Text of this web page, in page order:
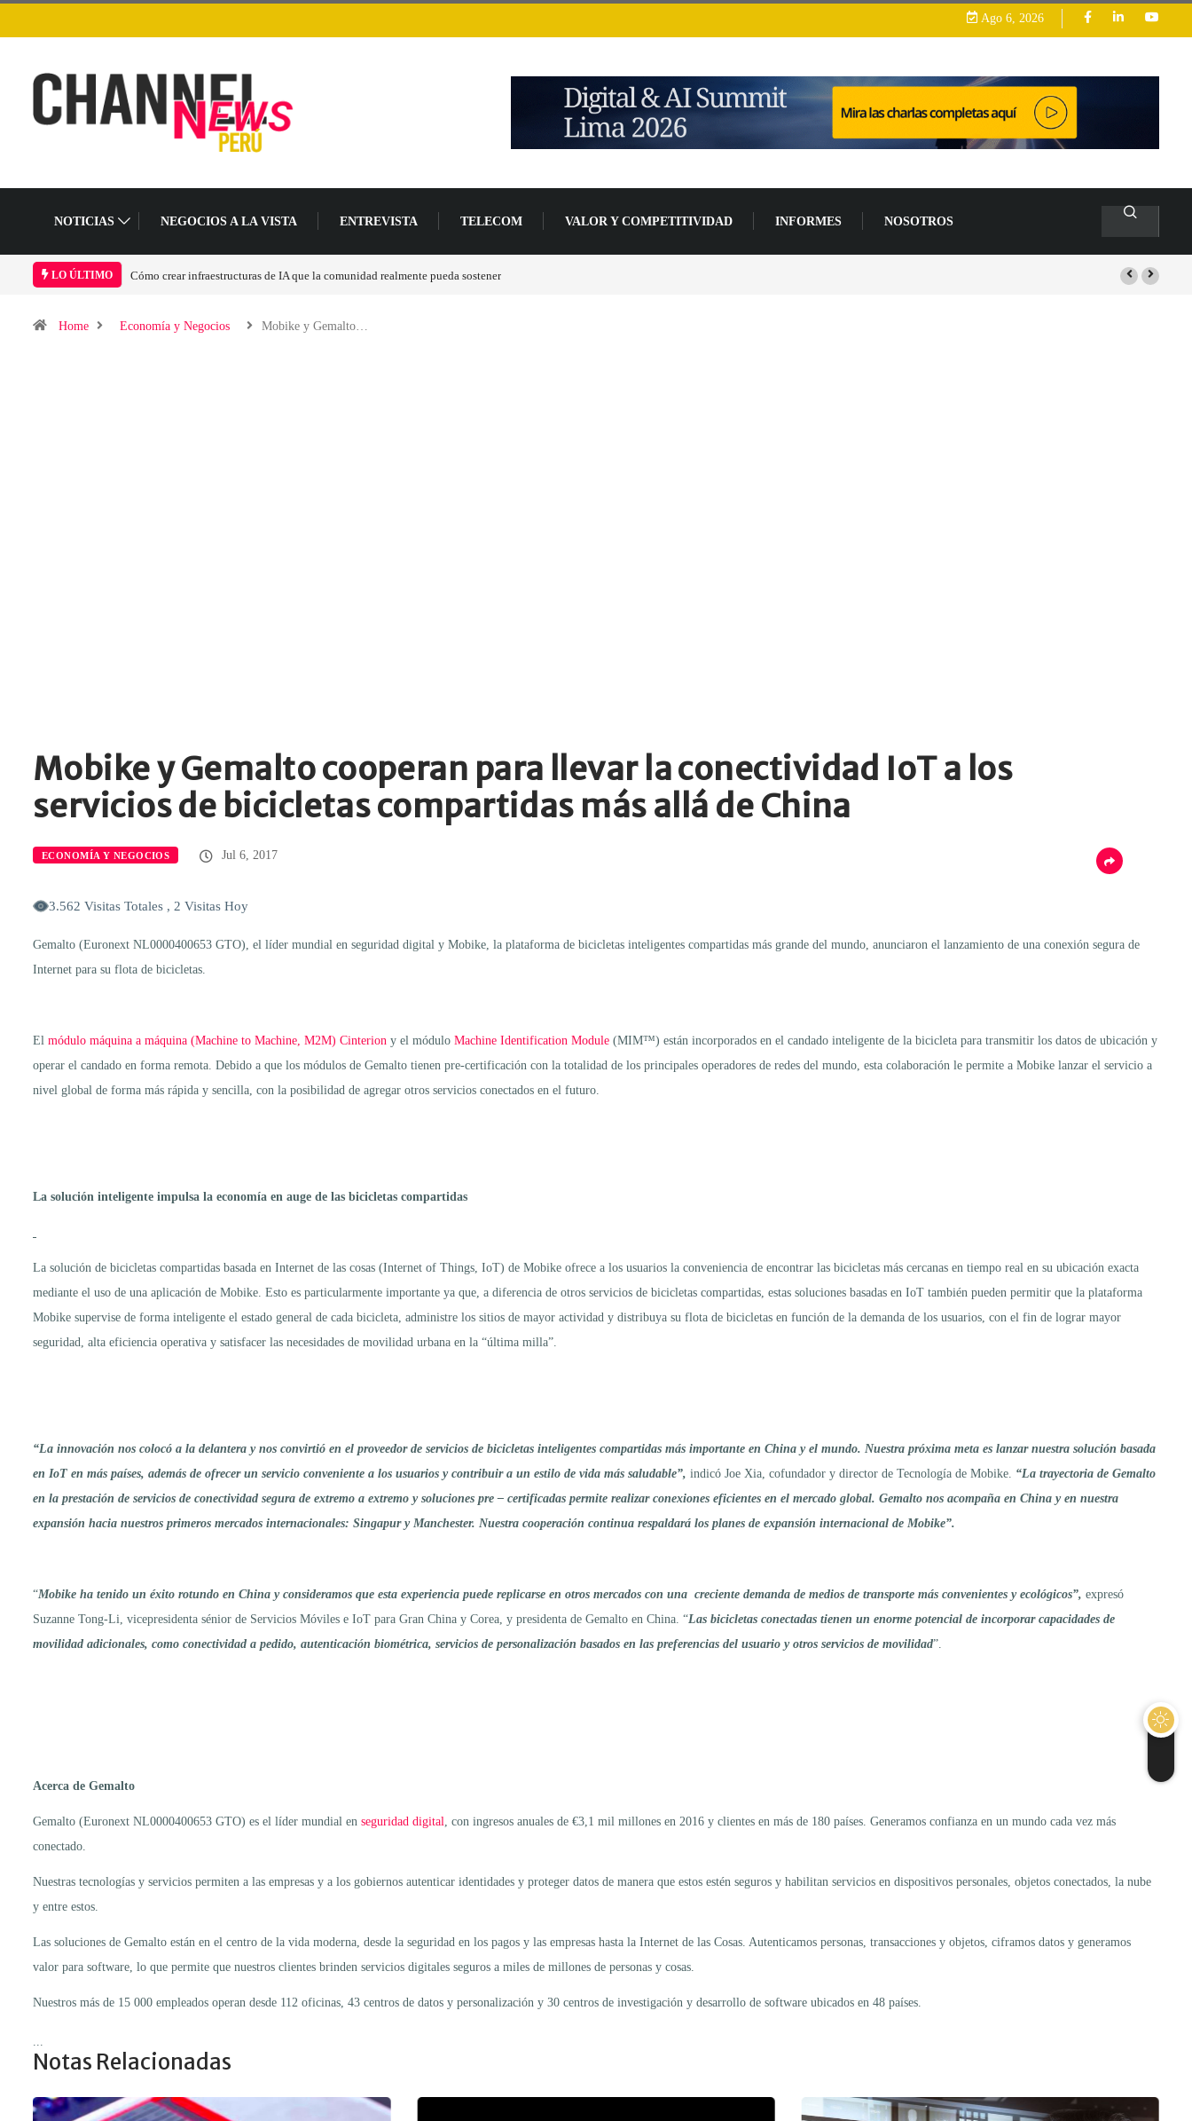
Ago 6, 2026
NOTICIAS NEGOCIOS A LA VISTA ENTREVISTA TELECOM VALOR Y COMPETITIVIDAD INFORMES NOSOTROS
LO ÚLTIMO
realmente pueda sostenerLas tarjetas gráficas RDNA 5 ya están en fase avanzada de desarrollo
Home Economía y Negocios Mobike y Gemalto…
Mobike y Gemalto cooperan para llevar la conectividad IoT a los
servicios de bicicletas compartidas más allá de China
ECONOMÍA Y NEGOCIOS Jul 6, 2017
3.562 Visitas Totales , 2 Visitas Hoy
Gemalto (Euronext NL0000400653 GTO), el líder mundial en seguridad digital y Mobike, la plataforma de bicicletas inteligentes compartidas más grande del mundo, anunciaron el lanzamiento de una conexión segura de
Internet para su flota de bicicletas.
El módulo máquina a máquina (Machine to Machine, M2M) Cinterion y el módulo Machine Identification Module (MIM™) están incorporados en el candado inteligente de la bicicleta para transmitir los datos de ubicación y
operar el candado en forma remota. Debido a que los módulos de Gemalto tienen pre-certificación con la totalidad de los principales operadores de redes del mundo, esta colaboración le permite a Mobike lanzar el servicio a
nivel global de forma más rápida y sencilla, con la posibilidad de agregar otros servicios conectados en el futuro.
La solución inteligente impulsa la economía en auge de las bicicletas compartidas
La solución de bicicletas compartidas basada en Internet de las cosas (Internet of Things, IoT) de Mobike ofrece a los usuarios la conveniencia de encontrar las bicicletas más cercanas en tiempo real en su ubicación exacta
mediante el uso de una aplicación de Mobike. Esto es particularmente importante ya que, a diferencia de otros servicios de bicicletas compartidas, estas soluciones basadas en IoT también pueden permitir que la plataforma
Mobike supervise de forma inteligente el estado general de cada bicicleta, administre los sitios de mayor actividad y distribuya su flota de bicicletas en función de la demanda de los usuarios, con el fin de lograr mayor
seguridad, alta eficiencia operativa y satisfacer las necesidades de movilidad urbana en la “última milla”.
“La innovación nos colocó a la delantera y nos convirtió en el proveedor de servicios de bicicletas inteligentes compartidas más importante en China y el mundo. Nuestra próxima meta es lanzar nuestra solución basada
en IoT en más países, además de ofrecer un servicio conveniente a los usuarios y contribuir a un estilo de vida más saludable”, indicó Joe Xia, cofundador y director de Tecnología de Mobike. “La trayectoria de Gemalto
en la prestación de servicios de conectividad segura de extremo a extremo y soluciones pre – certificadas permite realizar conexiones eficientes en el mercado global. Gemalto nos acompaña en China y en nuestra
expansión hacia nuestros primeros mercados internacionales: Singapur y Manchester. Nuestra cooperación continua respaldará los planes de expansión internacional de Mobike”.
“Mobike ha tenido un éxito rotundo en China y consideramos que esta experiencia puede replicarse en otros mercados con una creciente demanda de medios de transporte más convenientes y ecológicos”, expresó
Suzanne Tong-Li, vicepresidenta sénior de Servicios Móviles e IoT para Gran China y Corea, y presidenta de Gemalto en China. “Las bicicletas conectadas tienen un enorme potencial de incorporar capacidades de
movilidad adicionales, como conectividad a pedido, autenticación biométrica, servicios de personalización basados en las preferencias del usuario y otros servicios de movilidad”.
Acerca de Gemalto
Gemalto (Euronext NL0000400653 GTO) es el líder mundial en seguridad digital
, con ingresos anuales de €3,1 mil millones en 2016 y clientes en más de 180 países. Generamos confianza en un mundo cada vez más
conectado.
Nuestras tecnologías y servicios permiten a las empresas y a los gobiernos autenticar identidades y proteger datos de manera que estos estén seguros y habilitan servicios en dispositivos personales, objetos conectados, la nube
y entre estos.
Las soluciones de Gemalto están en el centro de la vida moderna, desde la seguridad en los pagos y las empresas hasta la Internet de las Cosas. Autenticamos personas, transacciones y objetos, ciframos datos y generamos
valor para software, lo que permite que nuestros clientes brinden servicios digitales seguros a miles de millones de personas y cosas.
Nuestros más de 15 000 empleados operan desde 112 oficinas, 43 centros de datos y personalización y 30 centros de investigación y desarrollo de software ubicados en 48 países.
Notas Relacionadas